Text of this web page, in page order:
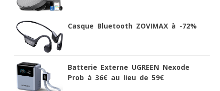
Casque Bluetooth ZOVIMAX à -72%
Batterie Externe UGREEN Nexode
Prob à 36€ au lieu de 59€